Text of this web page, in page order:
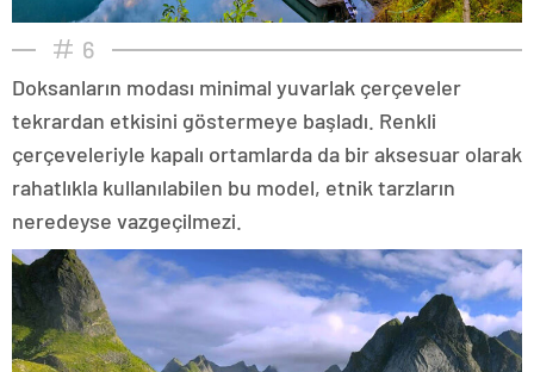
6
Doksanların modası minimal yuvarlak çerçeveler
tekrardan etkisini göstermeye başladı. Renkli
çerçeveleriyle kapalı ortamlarda da bir aksesuar olarak
rahatlıkla kullanılabilen bu model, etnik tarzların
neredeyse vazgeçilmezi.